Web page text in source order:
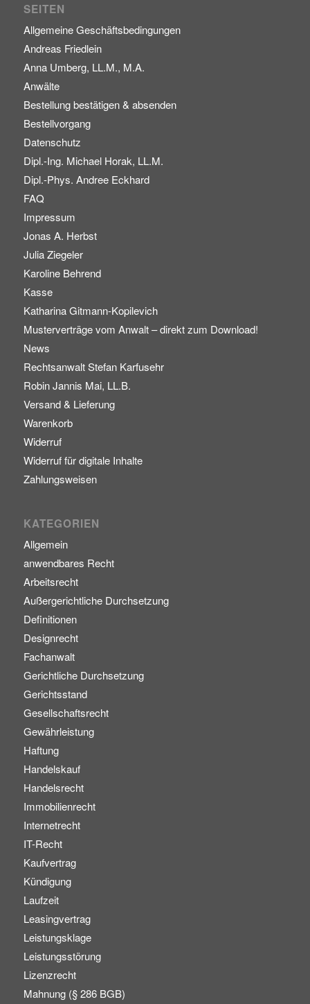
SEITEN
Allgemeine Geschäftsbedingungen
Andreas Friedlein
Anna Umberg, LL.M., M.A.
Anwälte
Bestellung bestätigen & absenden
Bestellvorgang
Datenschutz
Dipl.-Ing. Michael Horak, LL.M.
Dipl.-Phys. Andree Eckhard
FAQ
Impressum
Jonas A. Herbst
Julia Ziegeler
Karoline Behrend
Kasse
Katharina Gitmann-Kopilevich
Musterverträge vom Anwalt – direkt zum Download!
News
Rechtsanwalt Stefan Karfusehr
Robin Jannis Mai, LL.B.
Versand & Lieferung
Warenkorb
Widerruf
Widerruf für digitale Inhalte
Zahlungsweisen
KATEGORIEN
Allgemein
anwendbares Recht
Arbeitsrecht
Außergerichtliche Durchsetzung
Definitionen
Designrecht
Fachanwalt
Gerichtliche Durchsetzung
Gerichtsstand
Gesellschaftsrecht
Gewährleistung
Haftung
Handelskauf
Handelsrecht
Immobilienrecht
Internetrecht
IT-Recht
Kaufvertrag
Kündigung
Laufzeit
Leasingvertrag
Leistungsklage
Leistungsstörung
Lizenzrecht
Mahnung (§ 286 BGB)